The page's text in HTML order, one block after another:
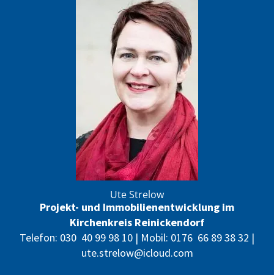
Ute Strelow
Projekt- und Immobilienentwicklung im
Kirchenkreis Reinickendorf
Telefon: 030 40 99 98 10 | Mobil: 0176 66 89 38 32 |
ute.strelow@icloud.com